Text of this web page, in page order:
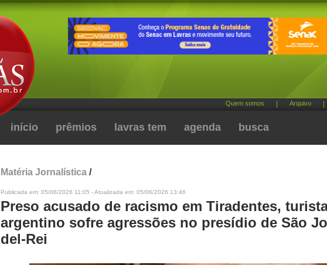
Quem somos Arquivo
início prêmios lavras tem agenda busca
Matéria Jornalística /
Publicada em: 05/06/2026 11:05 - Atualizada em: 05/06/2026 13:46
Preso acusado de racismo em Tiradentes,
argentino sofre agressões no presídio de São
del-Rei